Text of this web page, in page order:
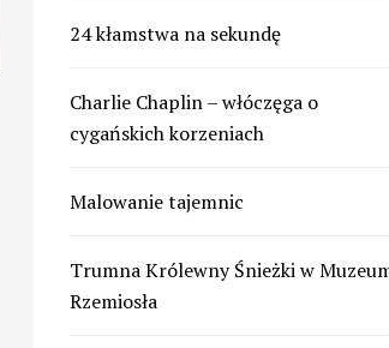
24 kłamstwa na sekundę
Charlie Chaplin – włóczęga o
cygańskich korzeniach
Malowanie tajemnic
Trumna Królewny Śnieżki w
Rzemiosła